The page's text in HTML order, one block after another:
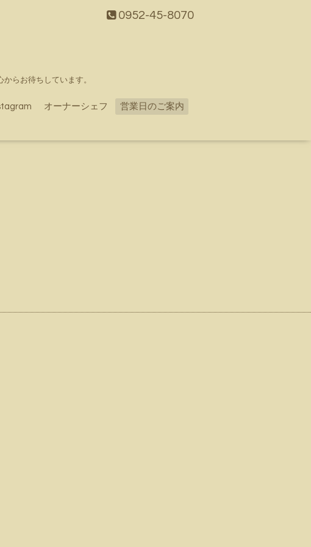
0952-45-8070
らお待ちしています。
オーナーシェフ
営業日のご案内